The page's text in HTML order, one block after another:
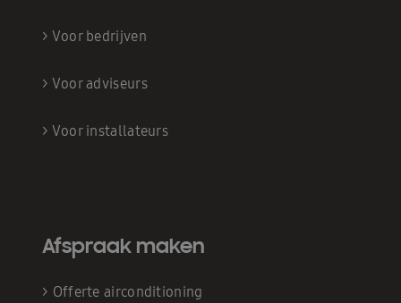
> Voor bedrijven
> Voor adviseurs
> Voor installateurs
Afspraak maken
> Offerte airconditioning